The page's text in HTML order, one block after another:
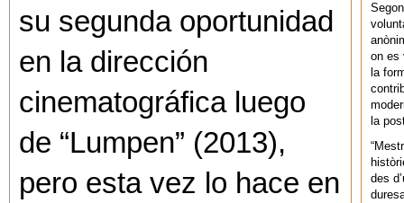
su segunda oportunidad
en la dirección
cinematográfica luego
de “Lumpen” (2013),
pero esta vez lo hace en
on es
la
la
des